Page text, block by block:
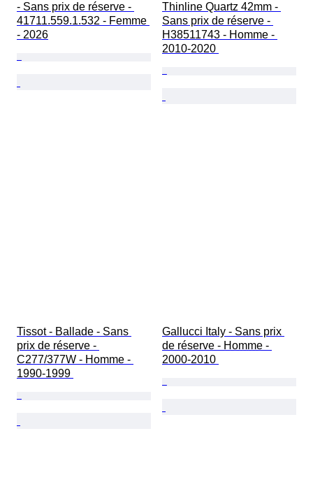
- Sans prix de réserve -
41711.559.1.532 - Femme
- 2026
Thinline Quartz 42mm -
Sans prix de réserve -
H38511743 - Homme -
2010-2020
Tissot - Ballade - Sans
prix de réserve -
C277/377W - Homme -
1990-1999
Gallucci Italy - Sans prix
de réserve - Homme -
2000-2010